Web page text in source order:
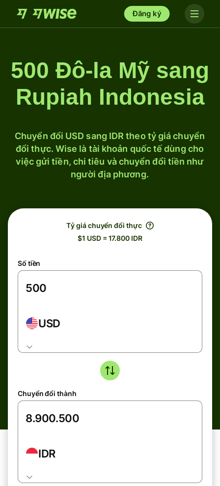
Đăng ký
500 Đô-la Mỹ sang
Rupiah Indonesia
Chuyển đổi USD sang IDR theo tỷ giá chuyển
đổi thực. Wise là tài khoản quốc tế dùng cho
việc gửi tiền, chi tiêu và chuyển đổi tiền như
người địa phương.
Tỷ giá chuyển đổi thực
$1 USD = 17.800 IDR
Số tiền
USD
Chuyển đổi thành
IDR